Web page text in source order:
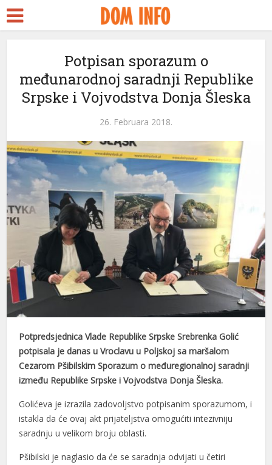
Potpisan sporazum o
međunarodnoj saradnji Republike
Srpske i Vojvodstva Donja Šleska
26. Februara 2018.
Potpredsjednica Vlade Republike Srpske Srebrenka Golić
potpisala je danas u Vroclavu u Poljskoj sa maršalom
Cezarom Pšibilskim Sporazum o međuregionalnoj saradnji
između Republike Srpske i Vojvodstva Donja Šleska.
Golićeva je izrazila zadovoljstvo potpisanim sporazumom, i
istakla da će ovaj akt prijateljstva omogućiti intezivniju
saradnju u velikom broju oblasti.
Pšibilski je naglasio da će se saradnja odvijati u četiri